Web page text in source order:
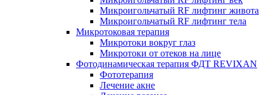
Микроигольчатый RF лифтинг живота
Микроигольчатый RF лифтинг тела
Микротоковая терапия
Микротоки вокруг глаз
Микротоки от отеков на лице
Фотодинамическая терапия ФДТ REVIXAN
Фототерапия
Лечение акне